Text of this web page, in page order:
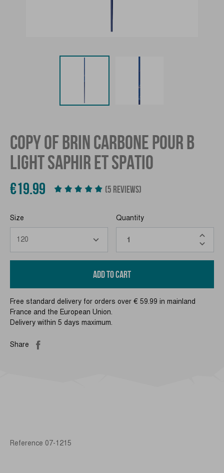
COPY OF BRIN CARBONE POUR B
LIGHT SAPHIR ET SPATIO
€19.99 (5 REVIEWS)
Size Quantity
ADD TO CART
Free standard delivery for orders over € 59.99 in mainland
France and the European Union.
Delivery within 5 days maximum.
Share
Reference 07-1215